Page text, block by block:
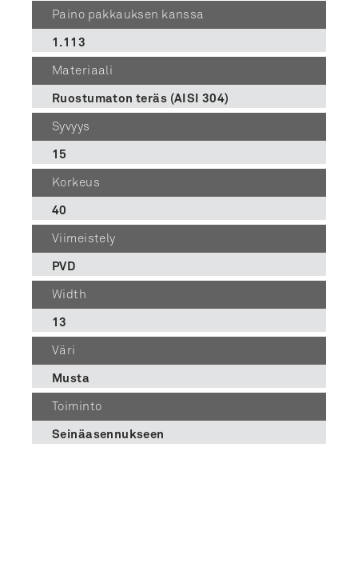
Paino pakkauksen kanssa
1.113
Materiaali
Ruostumaton teräs (AISI 304)
Syvyys
15
Korkeus
40
Viimeistely
PVD
Width
13
Väri
Musta
Toiminto
Seinäasennukseen